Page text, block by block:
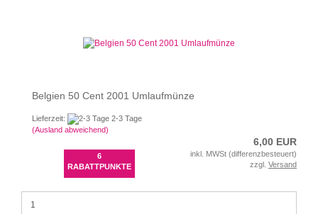
Belgien 50 Cent 2001 Umlaufmünze
Lieferzeit:
2-3 Tage
(Ausland abweichend)
6
RABATTPUNKTE
6,00 EUR
inkl. MWSt (differenzbesteuert)
zzgl. Versand